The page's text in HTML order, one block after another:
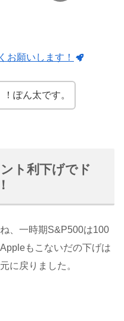
お願いします！
ぽん太です。
ト利下げでド
、一時期S&P500は100
もこないだの下げは
に戻りました。